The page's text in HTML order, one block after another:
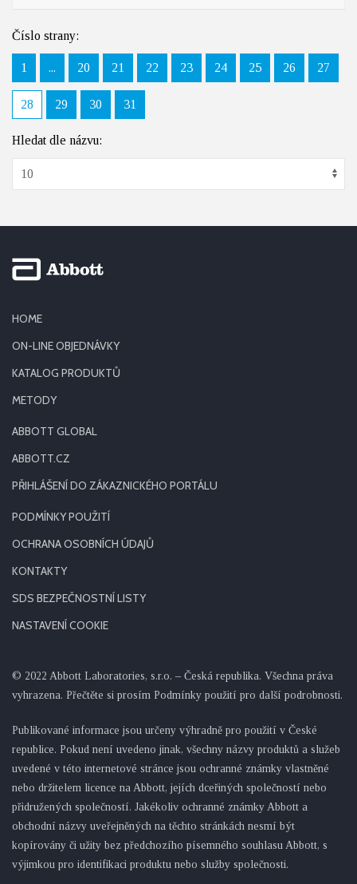
Číslo strany:
1 ... 20 21 22 23 24 25 26 27
28 29 30 31
Hledat dle názvu:
HOME
ON-LINE OBJEDNÁVKY
KATALOG PRODUKTŮ
METODY
ABBOTT GLOBAL
ABBOTT.CZ
PŘIHLÁŠENÍ DO ZÁKAZNICKÉHO PORTÁLU
PODMÍNKY POUŽITÍ
OCHRANA OSOBNÍCH ÚDAJŮ
KONTAKTY
SDS BEZPEČNOSTNÍ LISTY
NASTAVENÍ COOKIE
© 2022 Abbott Laboratories, s.r.o. – Česká republika. Všechna práva
vyhrazena. Přečtěte si prosím Podmínky použití pro další podrobnosti.
Publikované informace jsou určeny výhradně pro použití v České
republice. Pokud není uvedeno jinak, všechny názvy produktů a služeb
uvedené v této internetové stránce jsou ochranné známky vlastněné
nebo držitelem licence na Abbott, jejích dceřiných společností nebo
přidružených společností. Jakékoliv ochranné známky Abbott a
obchodní názvy uveřejněných na těchto stránkách nesmí být
kopírovány či užity bez předchozího písemného souhlasu Abbott, s
výjimkou pro identifikaci produktu nebo služby společnosti.